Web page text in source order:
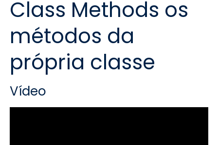
Class Methods os
métodos da
própria classe
Vídeo